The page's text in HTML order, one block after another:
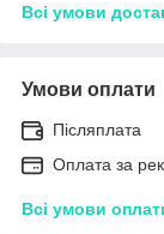
Всі умови
Умови оплати
Післяплата
Оплата за
Всі умови